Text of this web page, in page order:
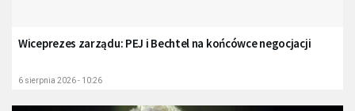
Wiceprezes zarządu: PEJ i Bechtel na końcówce negocjacji
6 sierpnia 2026 - 10:26